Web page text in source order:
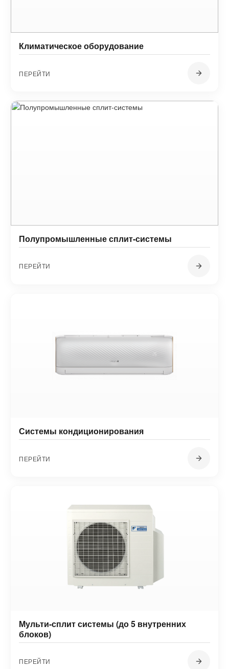
Климатическое оборудование
ПЕРЕЙТИ
Полупромышленные сплит-системы
ПЕРЕЙТИ
Системы кондиционирования
ПЕРЕЙТИ
Мульти-сплит системы (до 5 внутренних
блоков)
ПЕРЕЙТИ